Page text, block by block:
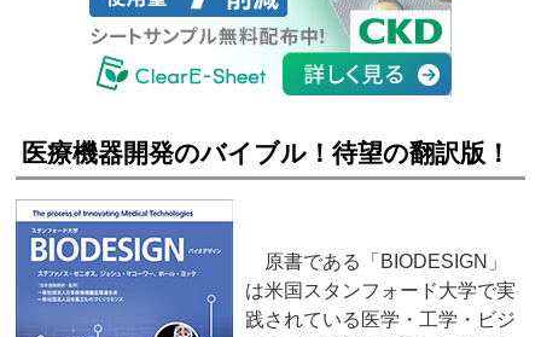
医療機器開発のバイブル！待望の翻訳版！
原書である「BIODESIGN」
は米国スタンフォード大学で実
践されている医学・工学・ビジ